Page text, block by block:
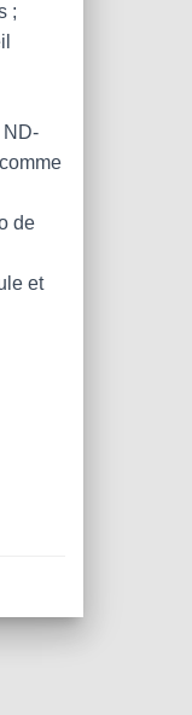
;
ND-
de
et